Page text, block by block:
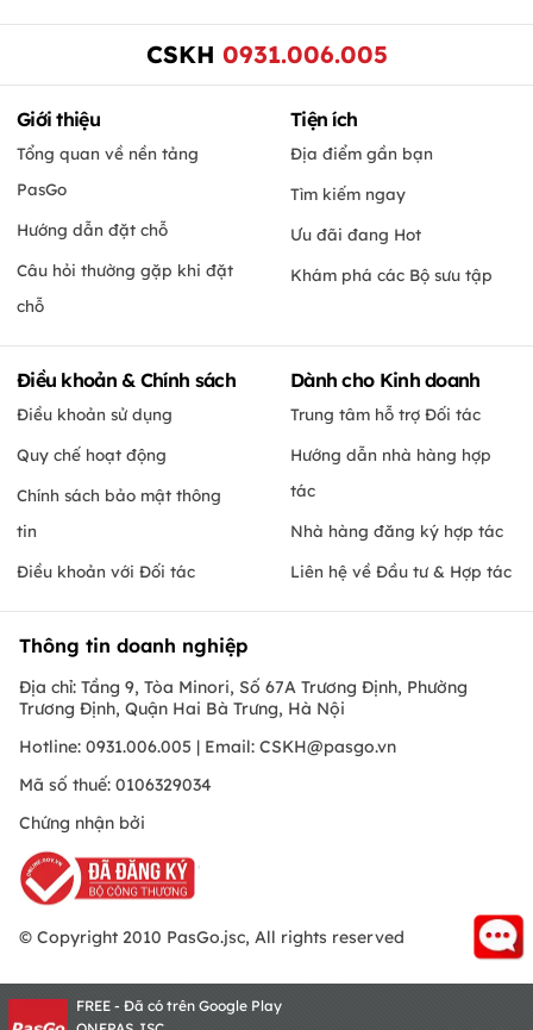
CSKH 0931.006.005
Giới thiệu
Tổng quan về nền tảng
PasGo
Hướng dẫn đặt chỗ
Câu hỏi thường gặp khi đặt
chỗ
Tiện ích
Địa điểm gần bạn
Tìm kiếm ngay
Ưu đãi đang Hot
Khám phá các Bộ sưu tập
Điều khoản & Chính sách
Điều khoản sử dụng
Quy chế hoạt động
Chính sách bảo mật thông
tin
Điều khoản với Đối tác
Dành cho Kinh doanh
Trung tâm hỗ trợ Đối tác
Hướng dẫn nhà hàng hợp
tác
Nhà hàng đăng ký hợp tác
Liên hệ về Đầu tư & Hợp tác
Thông tin doanh nghiệp
Địa chỉ: Tầng 9, Tòa Minori, Số 67A Trương Định, Phường
Trương Định, Quận Hai Bà Trưng, Hà Nội
Hotline: 0931.006.005 | Email: CSKH@pasgo.vn
Mã số thuế: 0106329034
Chứng nhận bởi
© Copyright 2010 PasGo.jsc, All rights reserved
FREE - Đã có trên Google Play